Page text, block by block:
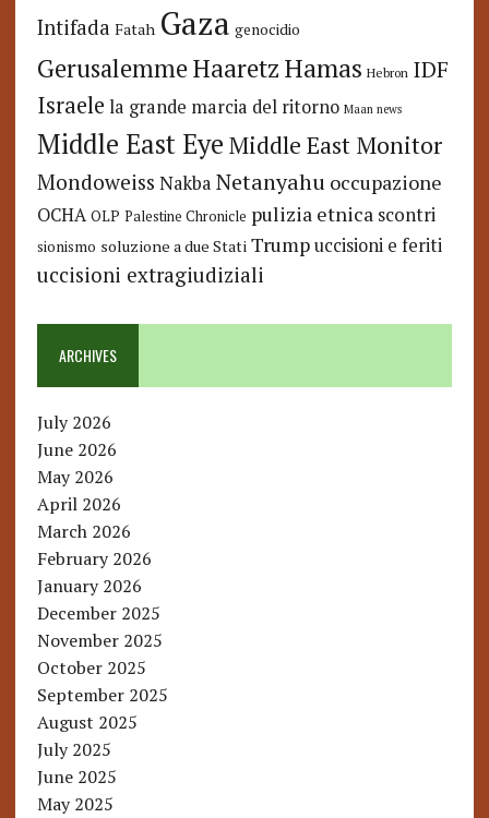
Intifada Fatah Gaza genocidio
GerusalemmeHaaretzHamas Hebron IDF
Israele la grande marcia del ritorno Maan news
Middle East Eye Middle East Monitor
Mondoweiss Nakba Netanyahu occupazione
OCHA OLP Palestine Chronicle pulizia etnica scontri
sionismo soluzione a due Stati Trump uccisioni e feriti
uccisioni extragiudiziali
ARCHIVES
July 2026
June 2026
May 2026
April 2026
March 2026
February 2026
January 2026
December 2025
November 2025
October 2025
September 2025
August 2025
July 2025
June 2025
May 2025